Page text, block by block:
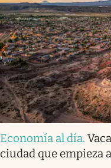
Economía al día.
ciudad que empieza